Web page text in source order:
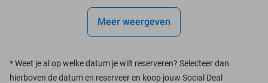
Meer weergeven
*Weet je al op welke datum je wilt reserveren? Selecteer dan
hierboven de datum en reserveer en koop jouw Social Deal